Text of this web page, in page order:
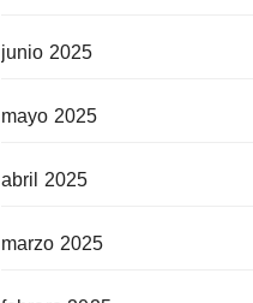
junio 2025
mayo 2025
abril 2025
marzo 2025